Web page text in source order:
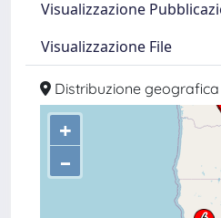
Visualizzazione
Visualizzazione File
Distribuzione geografica
+
–